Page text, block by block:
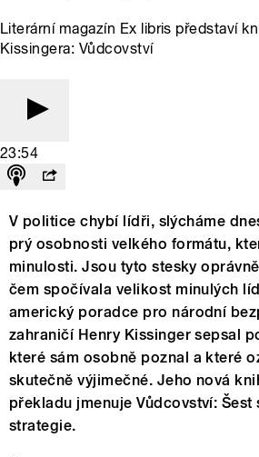
Literární magazín Ex libris představí
Kissingera: Vůdcovství
23:54
V politice chybí lídři, slýcháme
prý osobnosti velkého formátu,
minulosti. Jsou tyto stesky
čem spočívala velikost minulých
americký poradce pro národní
zahraničí Henry Kissinger sepsal
které sám osobně poznal a které
skutečně výjimečné. Jeho nová
překladu jmenuje Vůdcovství: Šest
strategie.